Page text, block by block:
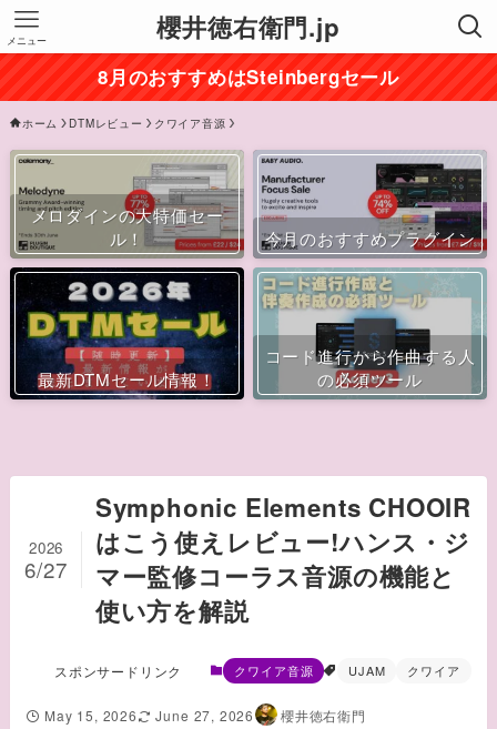
櫻井徳右衛門.jp
メニュー
8月のおすすめはSteinbergセール
ホーム DTMレビュー クワイア音源
メロダインの大特価セー
ル！
今月のおすすめプラグイン
最新DTMセール情報！
コード進行から作曲する人
の必須ツール
Symphonic Elements CHOOIR
はこう使えレビュー!ハンス・ジ
マー監修コーラス音源の機能と
使い方を解説
2026
6/27
スポンサードリンク クワイア音源 UJAM クワイア
May 15, 2026 June 27, 2026 櫻井徳右衛門